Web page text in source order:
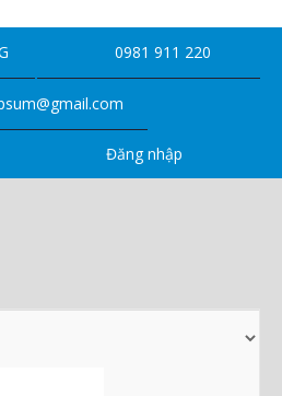
0981 911 220
Đăng nhập
SEARCH